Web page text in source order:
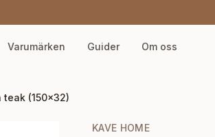
Varumärken Guider Om oss
teak (150x32)
KAVE HOME